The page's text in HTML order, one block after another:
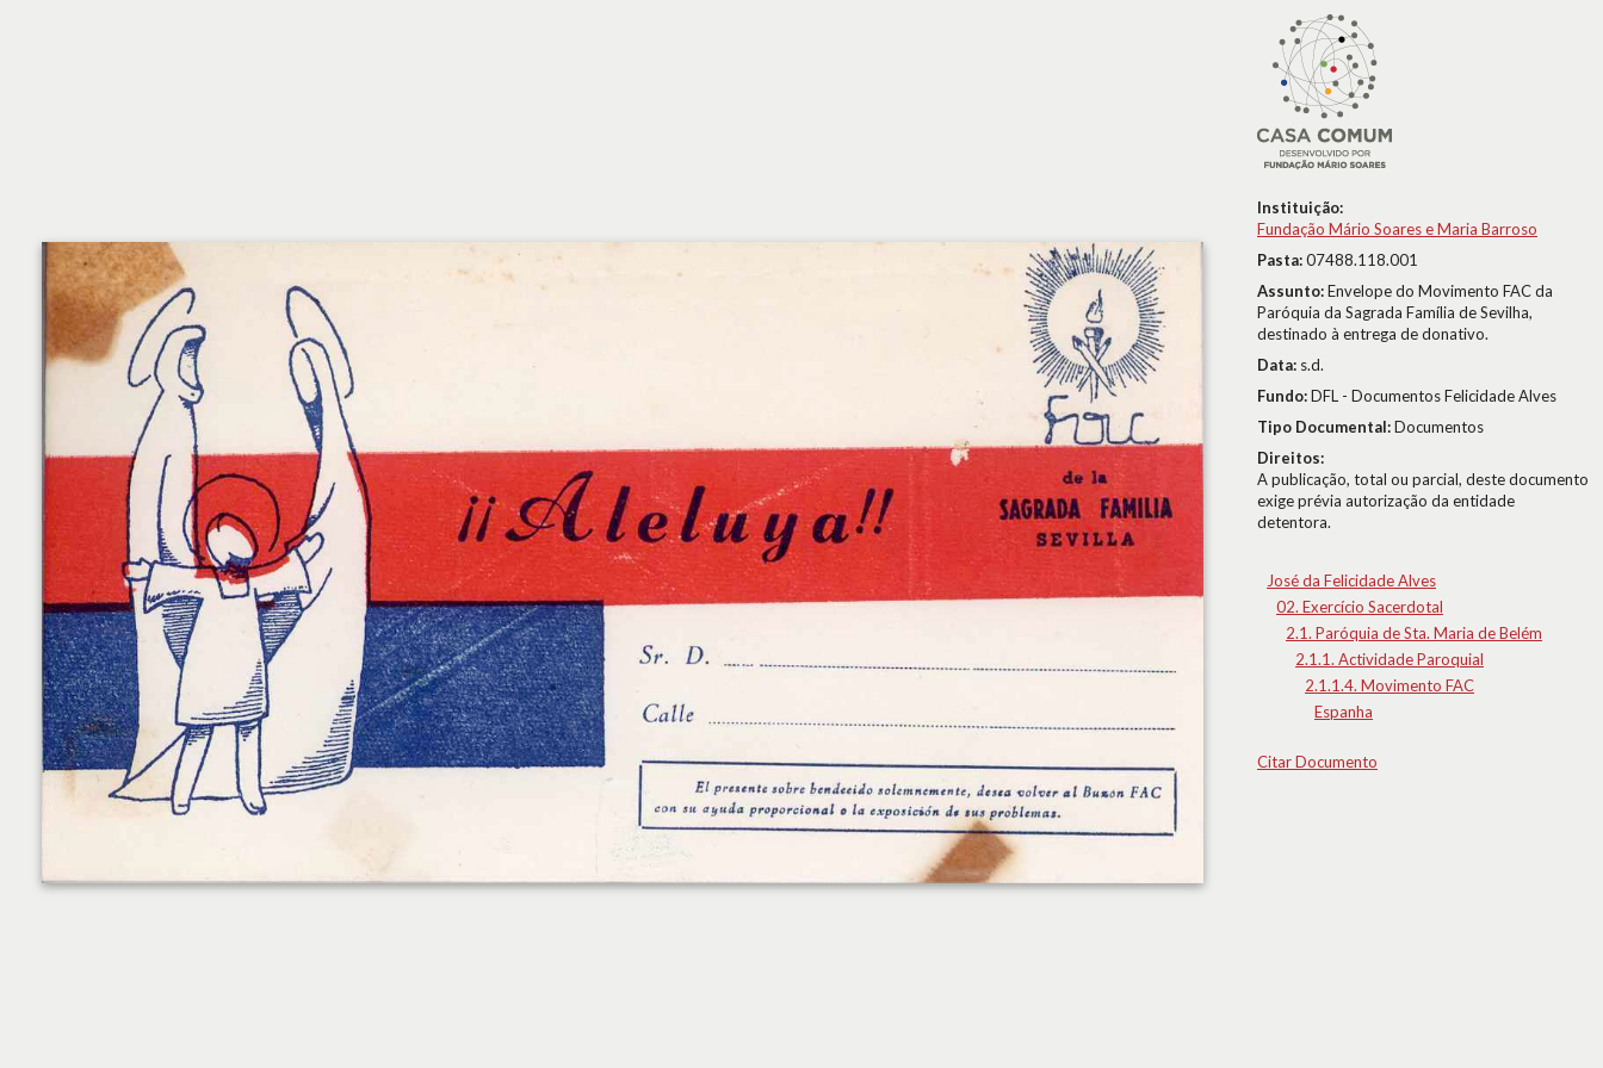
Instituição:
Fundação Mário Soares e Maria Barroso
Pasta:07488.118.001
Assunto:Envelope do Movimento FAC da
Paróquia da Sagrada Família de Sevilha,
destinado à entrega de donativo.
Data: s.d.
Fundo:DFL - Documentos Felicidade Alves
Tipo Documental:Documentos
Direitos:
A publicação, total ou parcial, deste documento
exige prévia autorização da entidade
detentora.
José da Felicidade Alves
02. Exercício Sacerdotal
2.1. Paróquia de Sta. Maria de Belém
2.1.1. Actividade Paroquial
2.1.1.4. Movimento FAC
Espanha
Citar Documento